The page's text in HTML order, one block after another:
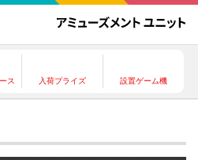
ス 入荷プライズ 設置ゲーム機